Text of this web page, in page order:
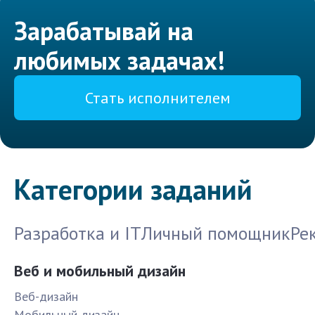
Зарабатывай на
любимых задачах!
Стать исполнителем
Категории заданий
Разработка и ITЛичный помощник
Веб и мобильный дизайн
Веб-дизайн